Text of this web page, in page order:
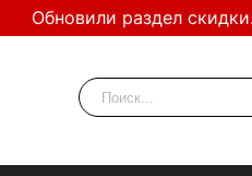
Обновили раздел